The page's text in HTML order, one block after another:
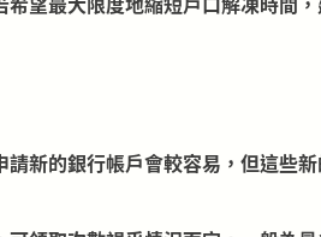
新的銀行帳戶會較容易，但這些